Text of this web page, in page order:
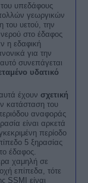
υπεδάφους
γεωργικών
του υετού, την
στο έδαφος
η εδαφική
για την
συνεπάγεται
υδατικό
έχουν σχετική
κατάσταση του
αναφοράς
είναι αρκετά
περίοδο
5 ξηρασίας
έδαφος.
χαμηλή σε
επίπεδα, τότε
SSMI είναι